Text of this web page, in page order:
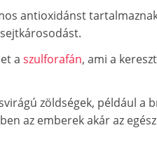
antioxidánst
a szulforafán, ami a
zöldségek, például a
az emberek akár az